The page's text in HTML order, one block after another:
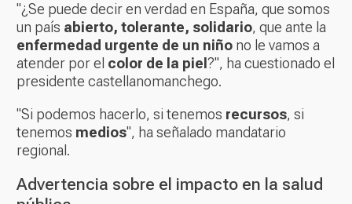
"¿Se puede decir en verdad en España, que somos
un país abierto, tolerante, solidario, que ante la
enfermedad urgente de un niño no le vamos a
atender por el color de la piel ?", ha cuestionado el
presidente castellanomanchego.
"Si podemos hacerlo, si tenemos recursos, si
tenemos medios", ha señalado mandatario
regional.
Advertencia sobre el impacto en la salud